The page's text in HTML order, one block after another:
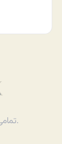
تمامی حقوق برای عصیان محفوظ است.